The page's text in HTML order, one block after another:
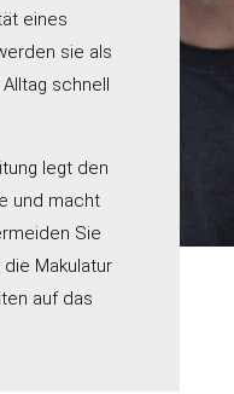
eines
sie als
schnell
legt den
und macht
Sie
Makulatur
auf das